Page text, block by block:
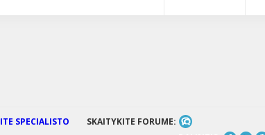
SKAITYKITE FORUME: